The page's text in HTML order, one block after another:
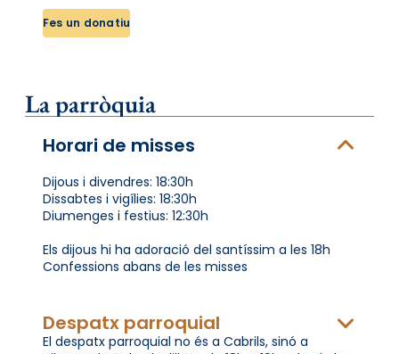
Fes un donatiu
La parròquia
Horari de misses
Dijous i divendres: 18:30h
Dissabtes i vigílies: 18:30h
Diumenges i festius: 12:30h
Els dijous hi ha adoració del santíssim a les 18h
Confessions abans de les misses
Despatx parroquial
El despatx parroquial no és a Cabrils, sinó a